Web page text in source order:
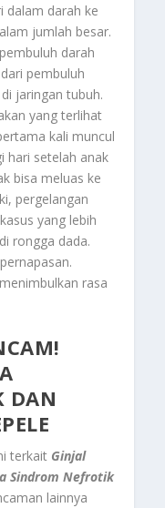
dalam darah ke
jumlah besar.
darah
pembuluh
jaringan tubuh.
yang terlihat
kali muncul
hari setelah anak
bisa meluas ke
pergelangan
yang lebih
rongga dada.
rasa
DAN
terkait Ginjal
Sindrom Nefrotik
lainnya